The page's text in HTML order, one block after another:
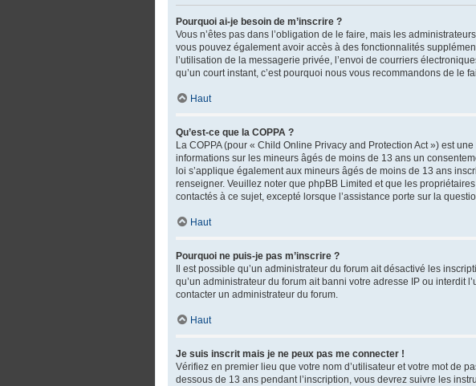
Pourquoi ai-je besoin de m’inscrire ?
Vous n’êtes pas dans l’obligation de le faire, mais les
vous pouvez également avoir accès à des fonctionnalités
l’utilisation de la messagerie privée, l’envoi de courriers
qu’un court instant, c’est pourquoi nous vous recommandons de le
Haut
Qu’est-ce que la COPPA ?
La COPPA (pour « Child Online Privacy and Protection Act ») est
informations sur les mineurs âgés de moins de 13 ans un
loi s’applique également aux mineurs âgés de moins de 13 ans
renseigner. Veuillez noter que phpBB Limited et que les
contactés à ce sujet, excepté lorsque l’assistance porte sur la
Haut
Pourquoi ne puis-je pas m’inscrire ?
Il est possible qu’un administrateur du forum ait désactivé les
qu’un administrateur du forum ait banni votre adresse IP ou interdit
contacter un administrateur du forum.
Haut
Je suis inscrit mais je ne peux pas me connecter !
Vérifiez en premier lieu que votre nom d’utilisateur et votre mot de
dessous de 13 ans pendant l’inscription, vous devrez suivre les